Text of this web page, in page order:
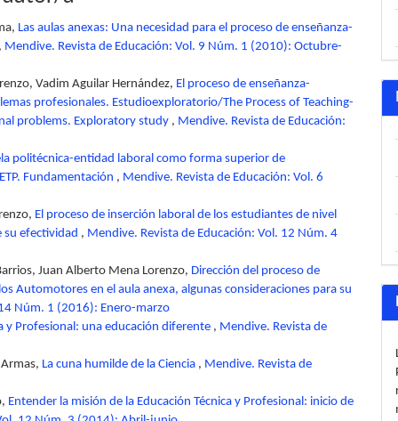
Las aulas anexas: Una necesidad para el proceso de enseñanza-
Mendive. Revista de Educación: Vol. 9 Núm. 1 (2010): Octubre-
Vadim Aguilar Hernández, El proceso de enseñanza-
profesionales. Estudioexploratorio/The Process of Teaching-
problems. Exploratory study , Mendive. Revista de Educación:
politécnica-entidad laboral como forma superior de
Fundamentación , Mendive. Revista de Educación: Vol. 6
El proceso de inserción laboral de los estudiantes de nivel
su efectividad , Mendive. Revista de Educación: Vol. 12 Núm. 4
Juan Alberto Mena Lorenzo, Dirección del proceso de
Automotores en el aula anexa, algunas consideraciones para su
Núm. 1 (2016): Enero-marzo
y Profesional: una educación diferente , Mendive. Revista de
La cuna humilde de la Ciencia , Mendive. Revista de
Entender la misión de la Educación Técnica y Profesional: inicio de